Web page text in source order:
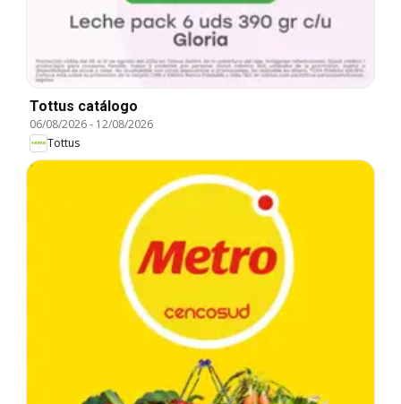
Tottus catálogo
06/08/2026- 12/08/2026
Tottus